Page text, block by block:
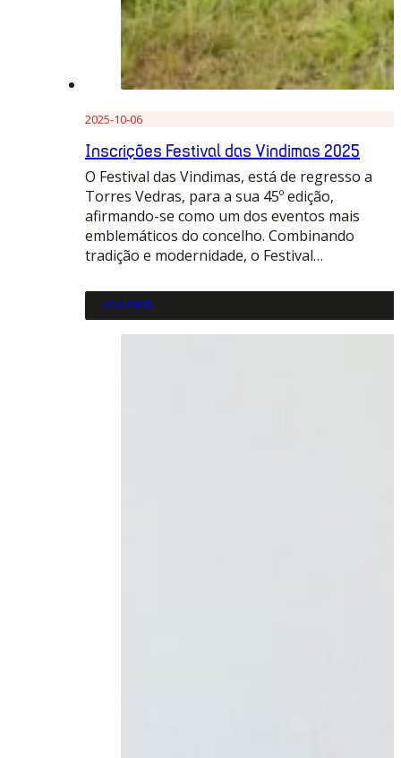
2025-10-06
Inscrições Festival das Vindimas 2025
O Festival das Vindimas, está de regresso a
Torres Vedras, para a sua 45º edição,
afirmando-se como um dos eventos mais
emblemáticos do concelho. Combinando
tradição e modernidade, o Festival…
LEIA MAIS